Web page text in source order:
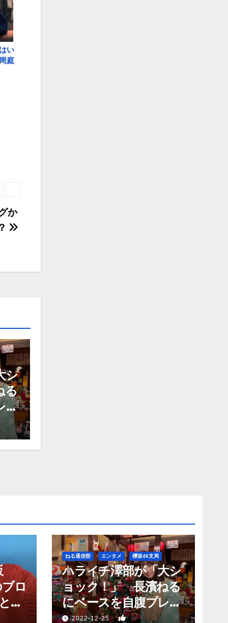
い
庭
か
シ
る
ゼ
ロ
願
」
ねる通信部 エンタメ 櫻坂46支局
ハライチ澤部が「大シ
ョック！」 長濱ねる
にベースを自腹プレゼ
ントするも…
2022-12-25 1